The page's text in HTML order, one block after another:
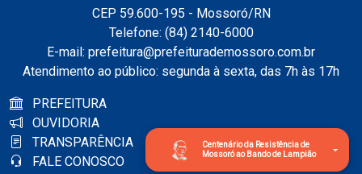
Centenário da Resistência de
Mossoró ao Bando de Lampião
CEP 59.600-195 - Mossoró/RN
Telefone: (84) 2140-6000
E-mail: prefeitura@prefeiturademossoro.com.br
Atendimento ao público: segunda à sexta, das 7h às 17h
PREFEITURA
OUVIDORIA
TRANSPARÊNCIA
FALE CONOSCO